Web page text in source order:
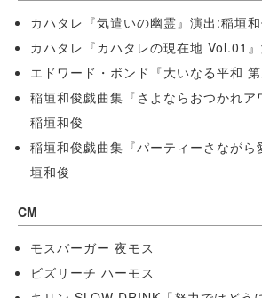
カハタレ『気遣いの幽霊』演出:稲垣
カハタレ『カハタレの現在地 Vol.01
エドワード・ボンド『大いなる平和
稲垣和俊戯曲集『さよならおつかれア
稲垣和俊
稲垣和俊戯曲集『パーティーさながら
垣和俊
CM
モスバーガー 夜モス
ビズリーチ ハーモス